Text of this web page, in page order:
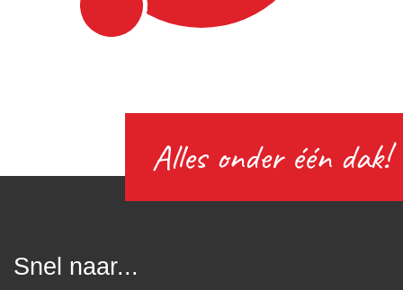
Alles onder één dak!
Snel naar...